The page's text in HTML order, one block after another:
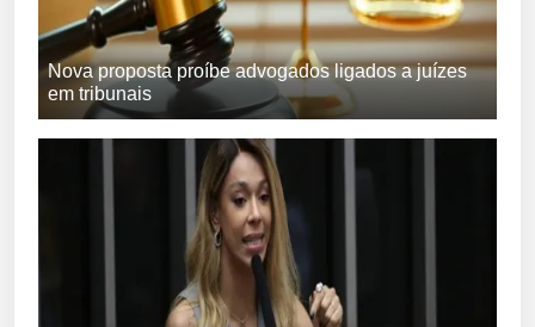
Nova proposta proíbe advogados ligados a juízes
em tribunais